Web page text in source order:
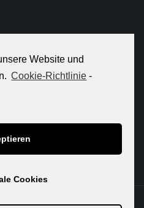
Website und
Cookie-Richtlinie -
Cookies